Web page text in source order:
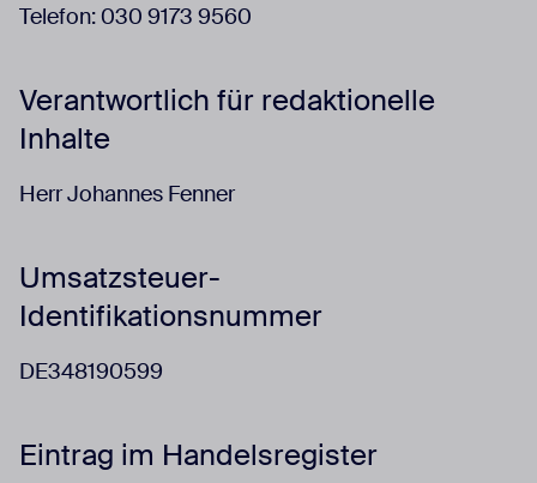
Telefon: 030 9173 9560
Verantwortlich für redaktionelle
Inhalte
Herr Johannes Fenner
Umsatzsteuer-
Identifikationsnummer
DE348190599
Eintrag im Handelsregister